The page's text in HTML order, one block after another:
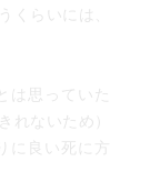
くらいには、
は思っていた
れないため）
良い死に方